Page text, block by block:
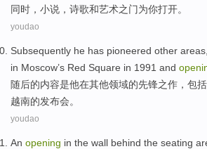
同时， 小说 ， 诗歌和艺术之门为你打开。
youdao
Subsequently he has pioneered other areas
in Moscow’s Red Square in 1991 and
随后的内容是他在其他领域的先锋之作，包
越南的发布会。
youdao
An opening in the wall behind the seating